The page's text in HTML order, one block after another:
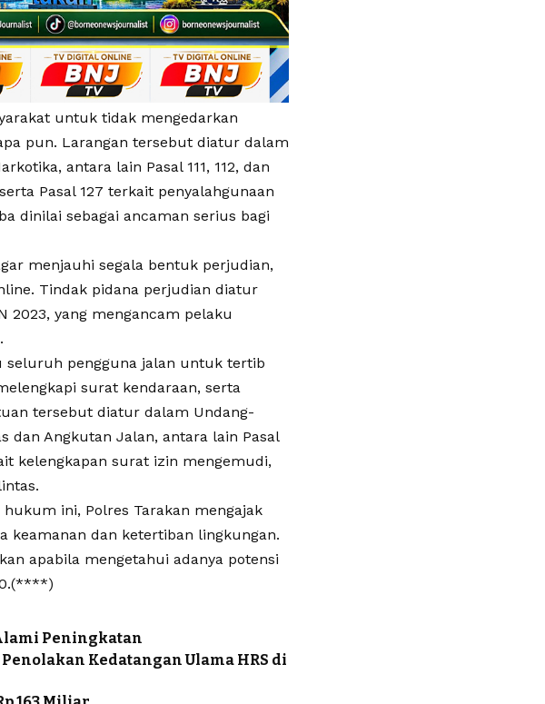
untuk tidak mengedarkan
pun. Larangan tersebut diatur dalam
antara lain Pasal 111, 112, dan
Pasal 127 terkait penyalahgunaan
dinilai sebagai ancaman serius bagi
menjauhi segala bentuk perjudian,
Tindak pidana perjudian diatur
2023, yang mengancam pelaku
seluruh pengguna jalan untuk tertib
surat kendaraan, serta
tersebut diatur dalam Undang-
dan Angkutan Jalan, antara lain Pasal
kelengkapan surat izin mengemudi,
ini, Polres Tarakan mengajak
keamanan dan ketertiban lingkungan.
apabila mengetahui adanya potensi
Peningkatan
Kedatangan Ulama HRS di